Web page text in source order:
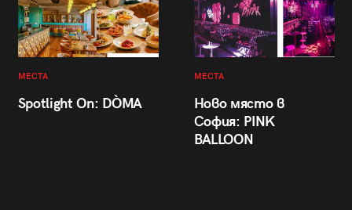
МЕСТА
Spotlight On: DÒMA
МЕСТА
Ново място в
София: PINK
BALLOON